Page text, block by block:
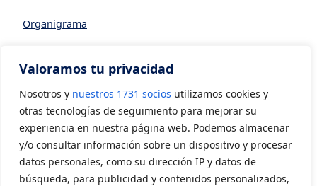
Valoramos tu privacidad
Nosotros y nuestros 1731 socios utilizamos cookies y
otras tecnologías de seguimiento para mejorar su
experiencia en nuestra página web. Podemos almacenar
y/o consultar información sobre un dispositivo y procesar
datos personales, como su dirección IP y datos de
búsqueda, para publicidad y contenidos personalizados,
Organigrama
Asociarse a AVIA
CONTACTO
Contacto
LEGAL